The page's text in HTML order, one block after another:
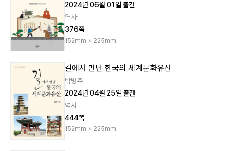
2024년 06월 01일 출간
역사
376쪽
152mm × 225mm
길에서 만난 한국의 세계문화유산
박병주
2024년 04월 25일 출간
역사
444쪽
152mm × 225mm